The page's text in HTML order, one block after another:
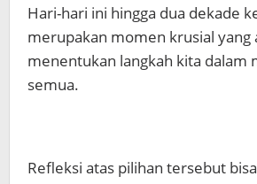
Hari-hari ini hingga dua dekade
merupakan momen krusial yang
menentukan langkah kita dalam
semua.
Refleksi atas pilihan tersebut